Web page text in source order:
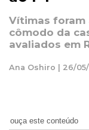
Vítimas foram
cômodo da
avaliados em
Ana Oshiro | 26/05/
ouça este conteúdo